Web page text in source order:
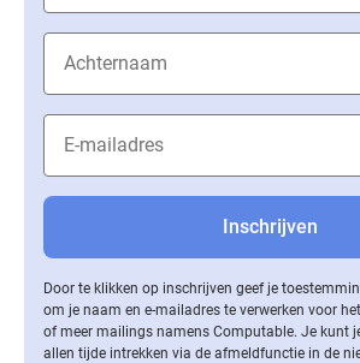
Door te klikken op inschrijven geef je
om je naam en e-mailadres te verwerken voor
of meer mailings namens Computable. Je kunt
allen tijde intrekken via de af­meld­func­tie in de